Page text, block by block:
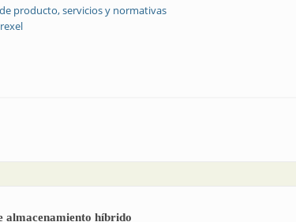
producto, servicios y normativas
Inversores de string
almacenamiento híbrido